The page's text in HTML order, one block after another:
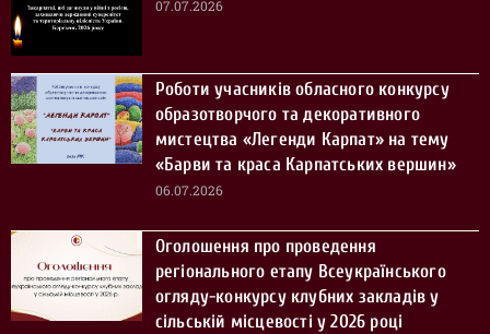
07.07.2026
Роботи учасників обласного конкурсу
образотворчого та декоративного
мистецтва «Легенди Карпат» на тему
«Барви та краса Карпатських вершин»
06.07.2026
Оголошення про проведення
регіонального етапу Всеукраїнського
огляду-конкурсу клубних закладів у
сільській місцевості у 2026 році